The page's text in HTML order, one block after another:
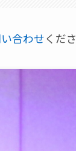
合わせくだ